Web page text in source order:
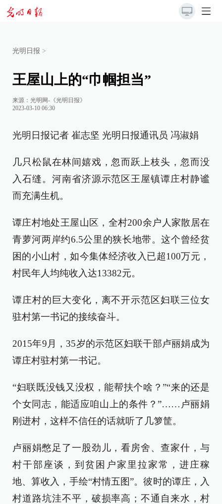
光明日报 >
王屋山上的“巾帼担当”
来源： 光明网-《光明日报》
2023-03-10 06:30
光明日报记者 崔志坚 光明日报通讯员 冯淑娟
几只松鼠在林间嬉戏，忽而跃上枝头，忽而没
入石缝。河南省济源示范区王屋镇谭庄村静谧
而充满生机。
谭庄村地处王屋山区，全村200余户人家散居在
青萝河两岸约6.5公里的狭长地带。这个曾经贫
困的小山村，如今集体经济收入已超100万元，
村民年人均纯收入达13382元。
谭庄村的巨大变化，离不开示范区妇联三位女
驻村第一书记的接续奋斗。
2015年9月，35岁的示范区妇联干部卢丽娟成为
谭庄村驻村第一书记。
“妇联既没钱又没权，能帮扶个啥？”“来的还是
个女同志，能适应咱山上的条件？”……卢丽娟
刚进村，这样不信任的话就听了几箩筐。
卢丽娟憋足了一股劲儿，看房舍、查家什，与
村干部座谈，到贫困户家里拉家常，进庄稼
地、算收入，手绘“村情五图”。彼时的谭庄，入
村道路坑洼不平，破损率高；不通自来水，村